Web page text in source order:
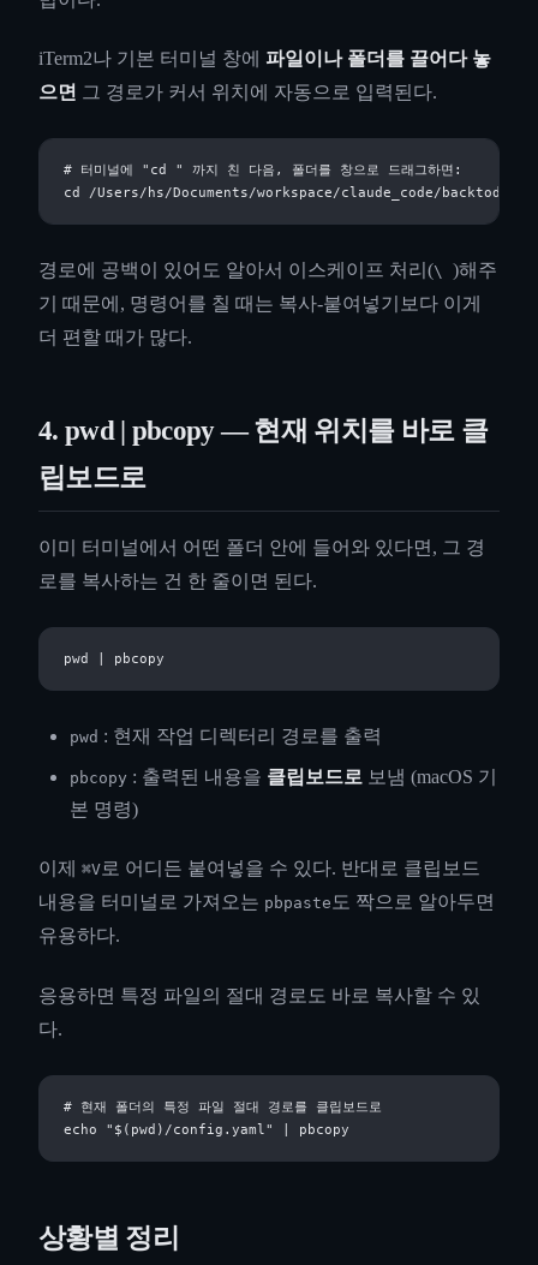
iTerm2나 기본 터미널 창에 파일이나 폴더를 끌어다 놓
으면 그 경로가 커서 위치에 자동으로 입력된다.
# 터미널에 "cd " 까지 친 다음, 폴더를 창으로 드래그하면:
경로에 공백이 있어도 알아서 이스케이프 처리(\ )해주
기 때문에, 명령어를 칠 때는 복사-붙여넣기보다 이게
더 편할 때가 많다.
4. pwd | pbcopy — 현재 위치를 바로 클
립보드로
이미 터미널에서 어떤 폴더 안에 들어와 있다면, 그 경
로를 복사하는 건 한 줄이면 된다.
pwd : 현재 작업 디렉터리 경로를 출력
pbcopy : 출력된 내용을 클립보드로 보냄 (macOS 기
본 명령)
이제 ⌘V 로 어디든 붙여넣을 수 있다. 반대로 클립보드
내용을 터미널로 가져오는 pbpaste 도 짝으로 알아두면
유용하다.
응용하면 특정 파일의 절대 경로도 바로 복사할 수 있
다.
# 현재 폴더의 특정 파일 절대 경로를 클립보드로
상황별 정리